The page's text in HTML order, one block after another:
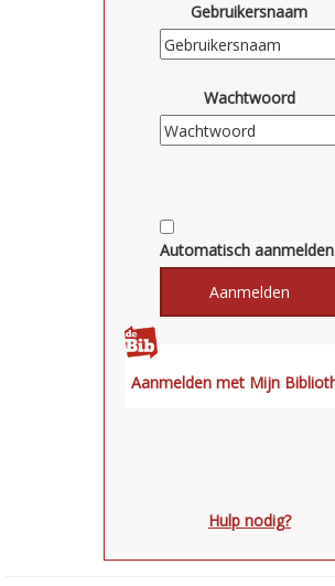
Gebruikersnaam
Wachtwoord
Automatisch aanmelden
Hulp nodig?